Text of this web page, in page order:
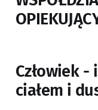
Człowiek
ciałem i